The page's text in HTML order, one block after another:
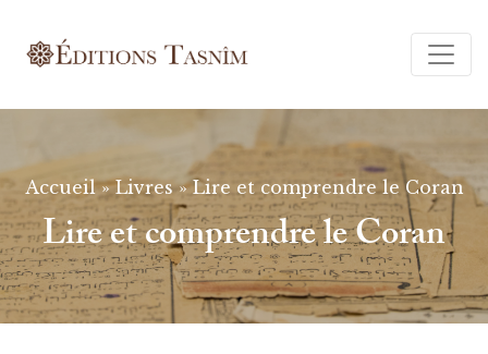
Accueil»Livres»Lire et comprendre le Coran
Lire et comprendre le Coran